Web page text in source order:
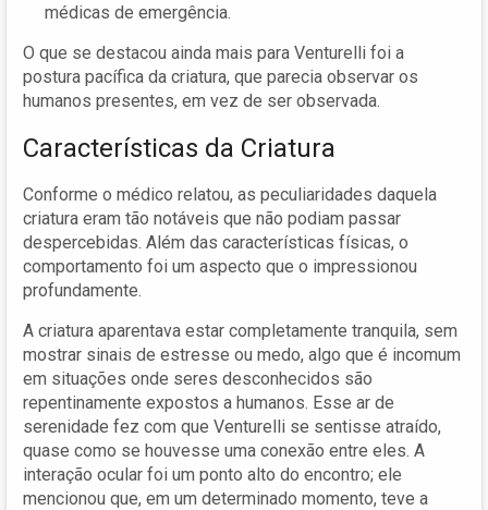
médicas de emergência.
O que se destacou ainda mais para Venturelli foi a
postura pacífica da criatura, que parecia observar os
humanos presentes, em vez de ser observada.
Características da Criatura
Conforme o médico relatou, as peculiaridades daquela
criatura eram tão notáveis que não podiam passar
despercebidas. Além das características físicas, o
comportamento foi um aspecto que o impressionou
profundamente.
A criatura aparentava estar completamente tranquila, sem
mostrar sinais de estresse ou medo, algo que é incomum
em situações onde seres desconhecidos são
repentinamente expostos a humanos. Esse ar de
serenidade fez com que Venturelli se sentisse atraído,
quase como se houvesse uma conexão entre eles. A
interação ocular foi um ponto alto do encontro; ele
mencionou que, em um determinado momento, teve a